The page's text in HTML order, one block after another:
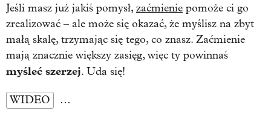
Jeśli masz już jakiś pomysł,zaćmienie pomoże ci go
zrealizować – ale może się okazać, że myślisz na zbyt
małą skalę, trzymając się tego, co znasz. Zaćmienie
mają znacznie większy zasięg, więc ty powinnaś
myśleć szerzej. Uda się!
WIDEO …